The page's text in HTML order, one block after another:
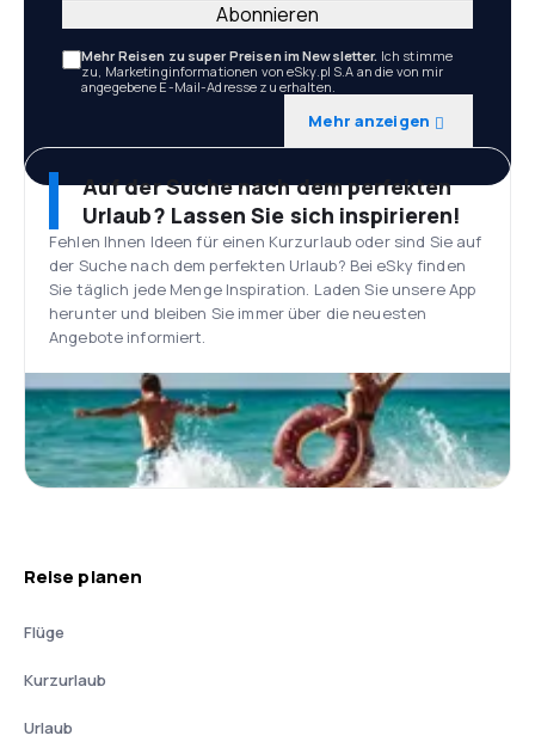
Mehr Reisen zu super Preisen im Newsletter. Ich stimme
zu, Marketinginformationen von eSky.pl S.A an die von mir
angegebene E-Mail-Adresse zu erhalten.
Mehr anzeigen
Abonnieren
Auf der Suche nach dem perfekten
Urlaub? Lassen Sie sich inspirieren!
Fehlen Ihnen Ideen für einen Kurzurlaub oder sind Sie auf
der Suche nach dem perfekten Urlaub? Bei eSky finden
Sie täglich jede Menge Inspiration. Laden Sie unsere App
herunter und bleiben Sie immer über die neuesten
Angebote informiert.
Reise planen
Flüge
Kurzurlaub
Urlaub